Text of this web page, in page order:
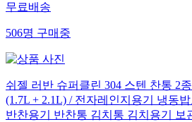
무료배송
506명 구매중
쉬젤 러반 슈퍼클린 304 스텐 찬통 2
(1.7L + 2.1L) / 전자레인지용기 냉동
반찬용기 반찬통 김치통 김치용기 보